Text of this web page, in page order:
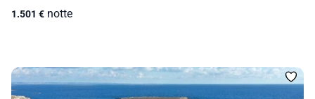
1.501 € notte